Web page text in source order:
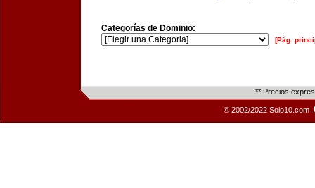
Categorías de Dominio:
[Pág.
** Precios
© 2002/2022 Solo10.com